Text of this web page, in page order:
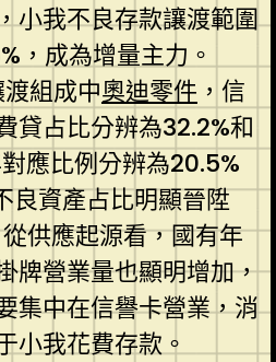
小我不良存款讓渡範圍
，成為增量主力。
組成中奧迪零件 ，信
貸占比分辨為32.2%和
應比例分辨為20.5%
良資產占比明顯晉陞
供應起源看，國有年
牌營業量也顯明增加，
集中在信譽卡營業，消
小我花費存款。